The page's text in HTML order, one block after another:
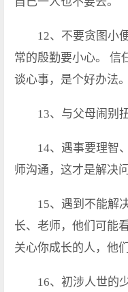
12、不要贪图小
常的殷勤要小心。 信
谈心事，是个好办法。
13、与父母闹别
14、遇事要理智
师沟通，这才是解决
15、遇到不能解
长、老师，他们可能
关心你成长的人，他
16、初涉人世的